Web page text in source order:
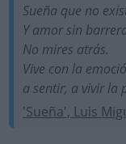
Sueña que no
Y amor sin
No mires atrás.
Vive con la
a sentir, a vivir la
'Sueña', Luis